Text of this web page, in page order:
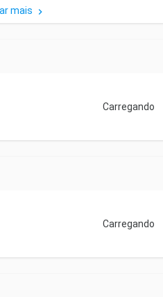
mais
Carregando
Carregando